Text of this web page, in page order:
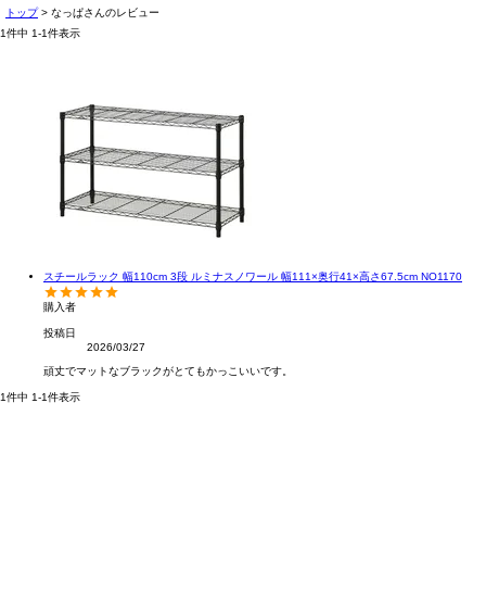
トップ
なっぱさんのレビュー
1件中 1-1件表示
スチールラック 幅110cm 3段 ルミナスノワール 幅111×奥行41×高さ67.5cm NO1170
購入者
投稿日
2026/03/27
頑丈でマットなブラックがとてもかっこいいです。
1件中 1-1件表示